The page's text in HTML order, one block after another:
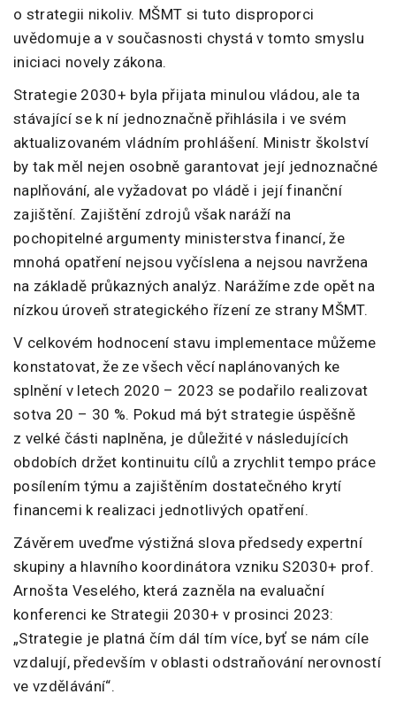
o strategii nikoliv. MŠMT si tuto disproporci
uvědomuje a v současnosti chystá v tomto smyslu
iniciaci novely zákona.
Strategie 2030+ byla přijata minulou vládou, ale ta
stávající se k ní jednoznačně přihlásila i ve svém
aktualizovaném vládním prohlášení. Ministr školství
by tak měl nejen osobně garantovat její jednoznačné
naplňování, ale vyžadovat po vládě i její finanční
zajištění. Zajištění zdrojů však naráží na
pochopitelné argumenty ministerstva financí, že
mnohá opatření nejsou vyčíslena a nejsou navržena
na základě průkazných analýz. Narážíme zde opět na
nízkou úroveň strategického řízení ze strany MŠMT.
V celkovém hodnocení stavu implementace můžeme
konstatovat, že ze všech věcí naplánovaných ke
splnění v letech 2020 – 2023 se podařilo realizovat
sotva 20 – 30 %. Pokud má být strategie úspěšně
z velké části naplněna, je důležité v následujících
obdobích držet kontinuitu cílů a zrychlit tempo práce
posílením týmu a zajištěním dostatečného krytí
financemi k realizaci jednotlivých opatření.
Závěrem uveďme výstižná slova předsedy expertní
skupiny a hlavního koordinátora vzniku S2030+ prof.
Arnošta Veselého, která zazněla na evaluační
konferenci ke Strategii 2030+ v prosinci 2023:
„Strategie je platná čím dál tím více, byť se nám cíle
vzdalují, především v oblasti odstraňování nerovností
ve vzdělávání“.